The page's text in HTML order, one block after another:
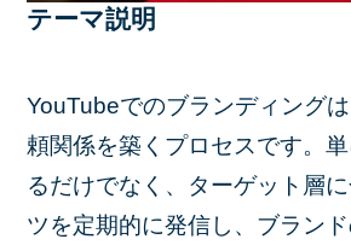
テーマ説明
YouTubeでのブランディング
頼関係を築くプロセスです。
るだけでなく、ターゲット層
ツを定期的に発信し、ブラン